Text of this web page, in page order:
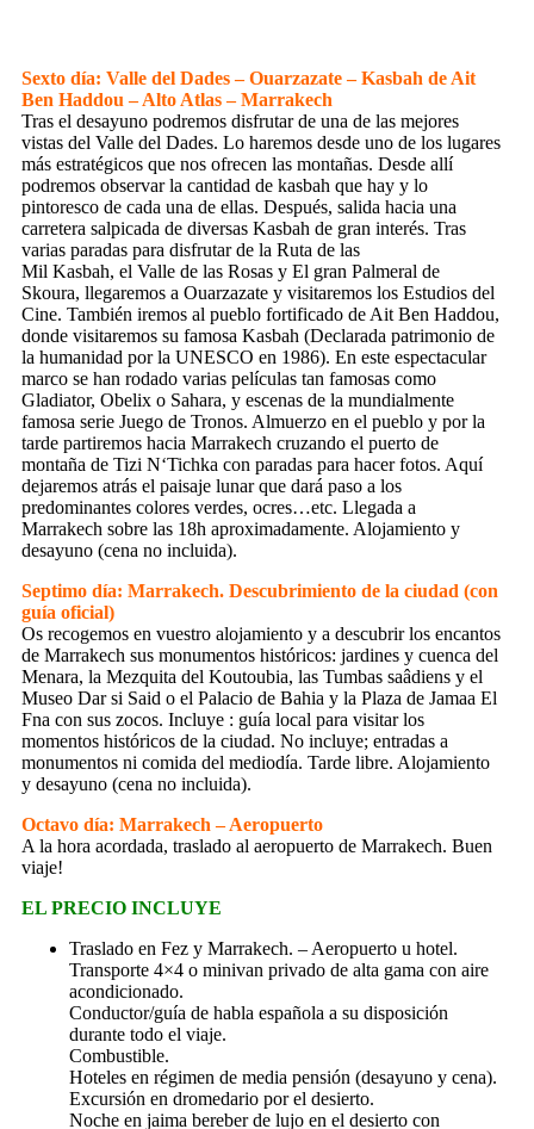
Sexto día: Valle del Dades – Ouarzazate – Kasbah de Ait
Ben Haddou – Alto Atlas – Marrakech
Tras el desayuno podremos disfrutar de una de las mejores
vistas del Valle del Dades. Lo haremos desde uno de los lugares
más estratégicos que nos ofrecen las montañas. Desde allí
podremos observar la cantidad de kasbah que hay y lo
pintoresco de cada una de ellas. Después, salida hacia una
carretera salpicada de diversas Kasbah de gran interés. Tras
varias paradas para disfrutar de la Ruta de las
Mil Kasbah, el Valle de las Rosas y El gran Palmeral de
Skoura, llegaremos a Ouarzazate y visitaremos los Estudios del
Cine. También iremos al pueblo fortificado de Ait Ben Haddou,
donde visitaremos su famosa Kasbah (Declarada patrimonio de
la humanidad por la UNESCO en 1986). En este espectacular
marco se han rodado varias películas tan famosas como
Gladiator, Obelix o Sahara, y escenas de la mundialmente
famosa serie Juego de Tronos. Almuerzo en el pueblo y por la
tarde partiremos hacia Marrakech cruzando el puerto de
montaña de Tizi N‘Tichka con paradas para hacer fotos. Aquí
dejaremos atrás el paisaje lunar que dará paso a los
predominantes colores verdes, ocres…etc. Llegada a
Marrakech sobre las 18h aproximadamente. Alojamiento y
desayuno (cena no incluida).
Septimo día: Marrakech. Descubrimiento de la ciudad (con
guía oficial)
Os recogemos en vuestro alojamiento y a descubrir los encantos
de Marrakech sus monumentos históricos: jardines y cuenca del
Menara, la Mezquita del Koutoubia, las Tumbas saâdiens y el
Museo Dar si Said o el Palacio de Bahia y la Plaza de Jamaa El
Fna con sus zocos. Incluye : guía local para visitar los
momentos históricos de la ciudad. No incluye; entradas a
monumentos ni comida del mediodía. Tarde libre. Alojamiento
y desayuno (cena no incluida).
Octavo día: Marrakech – Aeropuerto
A la hora acordada, traslado al aeropuerto de Marrakech. Buen
viaje!
EL PRECIO INCLUYE
Traslado en Fez y Marrakech. – Aeropuerto u hotel.
Transporte 4×4 o minivan privado de alta gama con aire
acondicionado.
Conductor/guía de habla española a su disposición
durante todo el viaje.
Combustible.
Hoteles en régimen de media pensión (desayuno y cena).
Excursión en dromedario por el desierto.
Noche en jaima bereber de lujo en el desierto con